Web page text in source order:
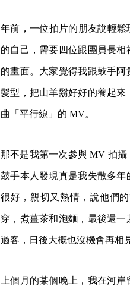
年前，一位拍片的朋友說輕
的自己，需要四位跟團員長相
的畫面。大家覺得我跟鼓手
髮型，把山羊鬍好好的養起
曲「平行線」的 MV。
那不是我第一次參與 MV 拍
鼓手本人發現真是我失散多
很好，親切又熱情，說他們
穿，煮薑茶和泡麵，最後還
過客，日後大概也沒機會再相
上個月的某個晚上，我在河